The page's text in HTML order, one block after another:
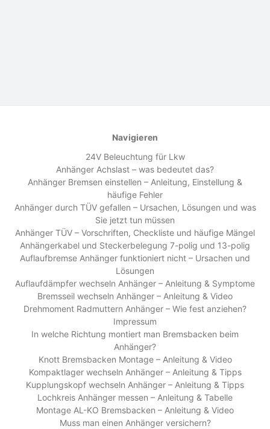
Navigieren
24V Beleuchtung für Lkw
Anhänger Achslast – was bedeutet das?
Anhänger Bremsen einstellen – Anleitung, Einstellung &
häufige Fehler
Anhänger durch TÜV gefallen – Ursachen, Lösungen und was
Sie jetzt tun müssen
Anhänger TÜV – Vorschriften, Checkliste und häufige Mängel
Anhängerkabel und Steckerbelegung 7-polig und 13-polig
Auflaufbremse Anhänger funktioniert nicht – Ursachen und
Lösungen
Auflaufdämpfer wechseln Anhänger – Anleitung & Symptome
Bremsseil wechseln Anhänger – Anleitung & Video
Drehmoment Radmuttern Anhänger – Wie fest anziehen?
Impressum
In welche Richtung montiert man Bremsbacken beim
Anhänger?
Knott Bremsbacken Montage – Anleitung & Video
Kompaktlager wechseln Anhänger – Anleitung & Tipps
Kupplungskopf wechseln Anhänger – Anleitung & Tipps
Lochkreis Anhänger messen – Anleitung & Tabelle
Montage AL-KO Bremsbacken – Anleitung & Video
Muss man einen Anhänger versichern?